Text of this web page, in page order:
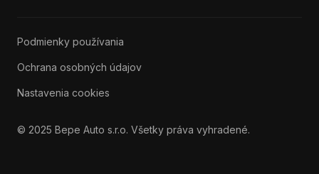
© 2025 Bepe Auto s.r.o. Všetky práva vyhradené.
Podmienky používania
Ochrana osobných údajov
Nastavenia cookies